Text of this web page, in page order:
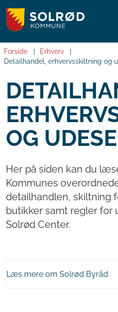
Forside
Erhverv
Detailhandel, erhvervsskiltning og
OG
Her på siden kan du
Kommunes
detailhandlen, skiltning
butikker samt regler for
Solrød Center.
Læs mere om Solrød Byråd